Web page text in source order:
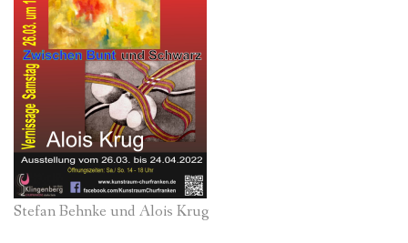
Stefan Behnke und Alois Krug